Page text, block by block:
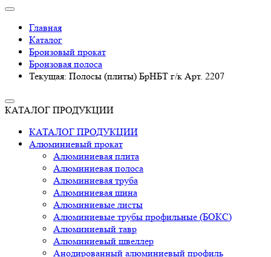
Главная
Каталог
Бронзовый прокат
Бронзовая полоса
Текущая: Полосы (плиты) БрНБТ г/к Арт. 2207
КАТАЛОГ ПРОДУКЦИИ
КАТАЛОГ ПРОДУКЦИИ
Алюминиевый прокат
Алюминиевая плита
Алюминиевая полоса
Алюминиевая труба
Алюминиевая шина
Алюминиевые листы
Алюминиевые трубы профильные (БОКС)
Алюминиевый тавр
Алюминиевый швеллер
Анодированный алюминиевый профиль